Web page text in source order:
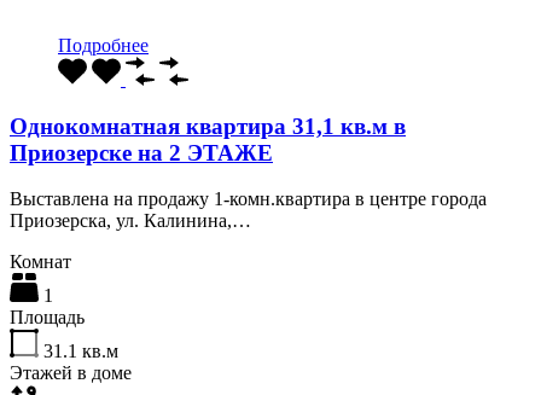
Подробнее
Однокомнатная квартира 31,1 кв.м в
Приозерске на 2 ЭТАЖЕ
Выставлена на продажу 1-комн.квартира в центре города
Приозерска, ул. Калинина,…
Комнат
1
Площадь
31.1 кв.м
Этажей в доме